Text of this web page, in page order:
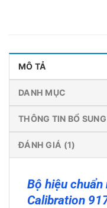
MÔ TẢ
DANH MỤC
THÔNG TIN BỔ SUNG
ĐÁNH GIÁ (1)
Bộ hiệu
Calibration